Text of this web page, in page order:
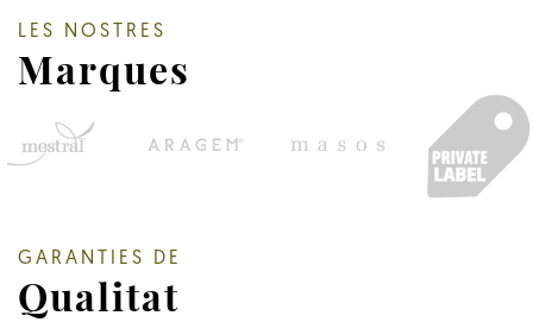
LES NOSTRES
Marques
GARANTIES DE
Qualitat